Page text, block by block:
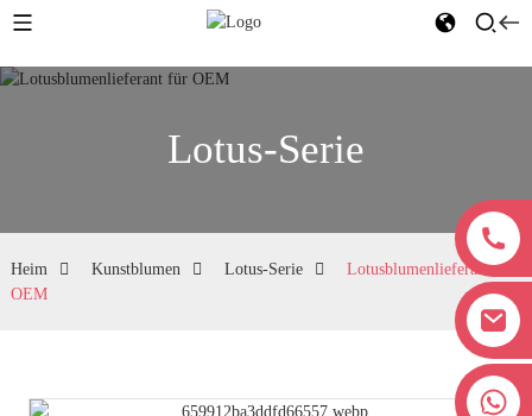
+8618038381627
Lotus-Serie
Heim Kunstblumen Lotus-Serie
Lotusblumenlieferant für
OEM